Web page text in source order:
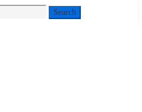
Search